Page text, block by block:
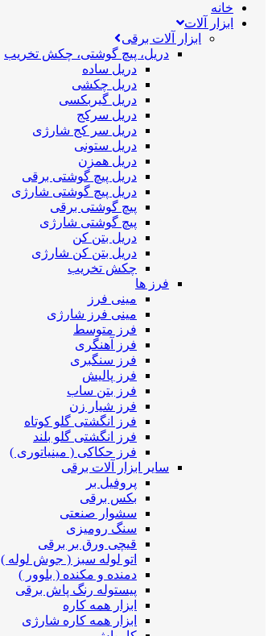
خانه
ابزار آلات
ابزار آلات برقی
دریل، پیچ گوشتی، چکش تخریب
دریل ساده
دریل چکشی
دریل گیربکسی
دریل سرکج
دریل سر کج شارژی
دریل ستونی
دریل همزن
دریل پیچ گوشتی برقی
دریل پیچ گوشتی شارژی
پیچ گوشتی برقی
پیچ گوشتی شارژی
دریل بتن کن
دریل بتن کن شارژی
چکش تخریب
فرز ها
مینی فرز
مینی فرز شارژی
فرز متوسط
فرز آهنگری
فرز سنگبری
فرز پالیش
فرز بتن ساب
فرز شیار زن
فرز انگشتی گلو کوتاه
فرز انگشتی گلو بلند
فرز حکاکی ( مینیاتوری )
سایر ابزار آلات برقی
پروفیل بر
بکس برقی
سشوار صنعتی
سنگ رومیزی
قیچی ورق بر برقی
اتو لوله سبز ( جوش لوله )
دمنده و مکنده ( بلوور )
پیستوله رنگ پاش برقی
ابزار همه کاره
ابزار همه کاره شارژی